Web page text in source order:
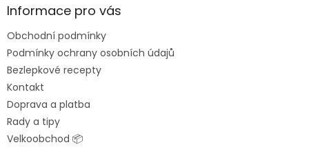
aInformace pro vás
Obchodní podmínky
Podmínky ochrany osobních údajů
Bezlepkové recepty
Kontakt
Doprava a platba
Rady a tipy
Velkoobchod 📦